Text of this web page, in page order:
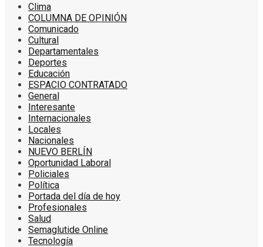
Clima
COLUMNA DE OPINIÓN
Comunicado
Cultural
Departamentales
Deportes
Educación
ESPACIO CONTRATADO
General
Interesante
Internacionales
Locales
Nacionales
NUEVO BERLÍN
Oportunidad Laboral
Policiales
Política
Portada del día de hoy
Profesionales
Salud
Semaglutide Online
Tecnología